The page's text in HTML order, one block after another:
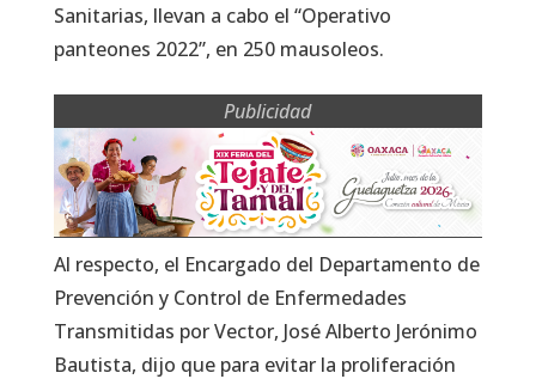
Sanitarias, llevan a cabo el “Operativo
panteones 2022”, en 250 mausoleos.
Publicidad
Al respecto, el Encargado del Departamento de
Prevención y Control de Enfermedades
Transmitidas por Vector, José Alberto Jerónimo
Bautista, dijo que para evitar la proliferación